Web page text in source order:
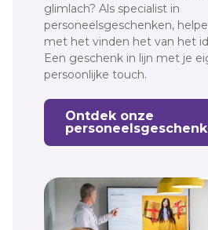
glimlach? Als specialist in
personeelsgeschenken,
met het vinden het van het
Een geschenk in lijn met je
persoonlijke touch.
Ontdek onze